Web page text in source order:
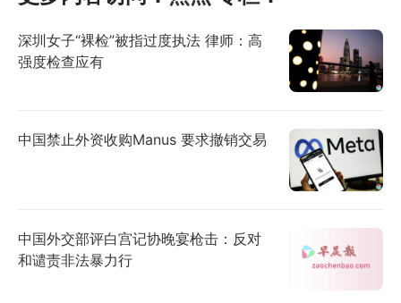
深圳女子“裸检”被指过度执法 律师：高
强度检查应有
中国禁止外资收购Manus 要求撤销交易
中国外交部评白宫记协晚宴枪击：反对
和谴责非法暴力行